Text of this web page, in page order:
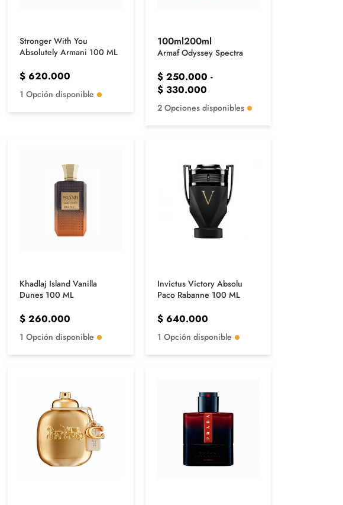
Stronger With You
Absolutely Armani 100 ML
$ 620.000
1 Opción disponible
100ml200ml
Armaf Odyssey Spectra
$250.000 -
$330.000
2 Opciones disponibles
Khadlaj Island Vanilla
Dunes 100 ML
$ 260.000
1 Opción disponible
Invictus Victory Absolu
Paco Rabanne 100 ML
$640.000
1 Opción disponible